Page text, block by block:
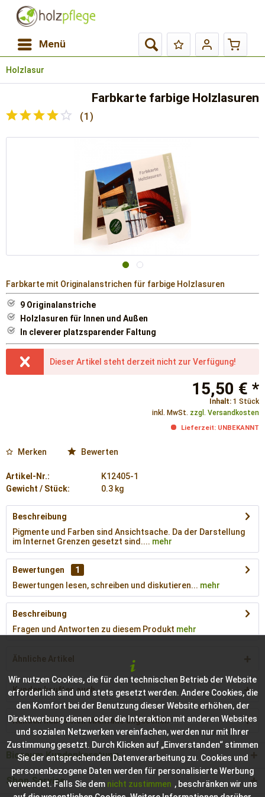
Menü
Holzlasur
Farbkarte farbige Holzlasuren
(1 )
Farbkarte mit Originalanstrichen für farbige Holzlasuren
9 Originalanstriche
Holzlasuren für Innen und Außen
In cleverer platzsparender Faltung
Dieser Artikel steht derzeit nicht zur Verfügung!
15,50 € *
Inhalt: 1 Stück
inkl. MwSt. zzgl. Versandkosten
Lieferzeit: UNBEKANNT
Merken Bewerten
Artikel-Nr.:
K12405-1
Gewicht / Stück:
0.3 kg
Beschreibung
Pigmente und Farben sind Ansichtsache. Da der Darstellung
im Internet Grenzen gesetzt sind.... mehr
Bewertungen
1
Bewertungen lesen, schreiben und diskutieren... mehr
Beschreibung
Fragen und Antworten zu diesem Produkt mehr
Ähnliche Artikel
Kunden kauften auch
Kunden haben sich ebenfalls angesehen
Bioraum Kundenberatung
Shop Service
Wir nutzen Cookies, die für den technischen Betrieb der Website
erforderlich sind und stets gesetzt werden. Andere Cookies, die
den Komfort bei der Benutzung dieser Website erhöhen, der
Direktwerbung dienen oder die Interaktion mit anderen Websites
und sozialen Netzwerken vereinfachen, werden nur mit Ihrer
Zustimmung gesetzt. Durch Klicken auf „Einverstanden“ stimmen
Sie der entsprechenden Datenverarbeitung zu. Cookies und
personenbezogene Daten werden für personalisierte Werbung
verwendet. Falls Sie dem nicht zustimmen , beschränken wir uns